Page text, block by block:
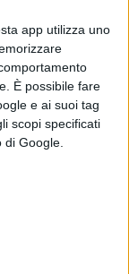
app utilizza uno
È possibile fare
e ai suoi tag
scopi specificati
Google.